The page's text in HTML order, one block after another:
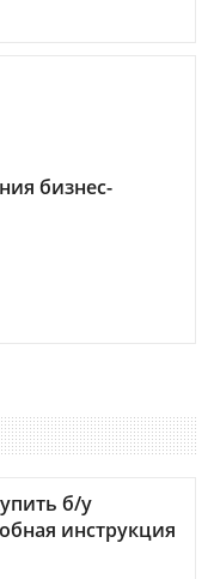
бизнес-
б/у
инструкция